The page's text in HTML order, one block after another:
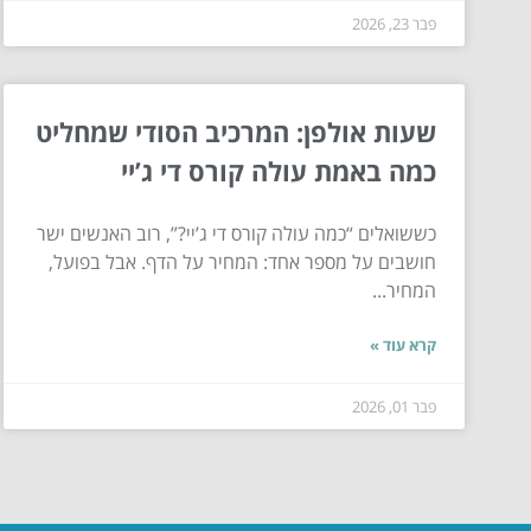
פבר 23, 2026
שעות אולפן: המרכיב הסודי שמחליט
כמה באמת עולה קורס די ג’יי
כששואלים “כמה עולה קורס די ג’יי?”, רוב האנשים ישר
חושבים על מספר אחד: המחיר על הדף. אבל בפועל,
המחיר...
קרא עוד »
פבר 01, 2026